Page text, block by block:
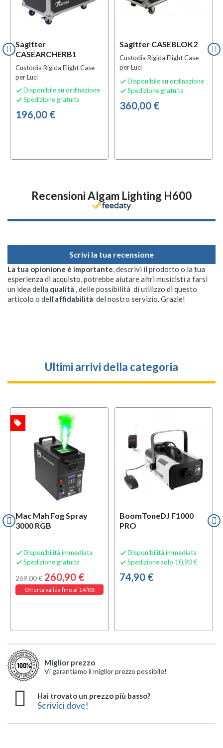
Sagitter
CASEARCHERB1
Custodia Rigida Flight Case
per Luci
 Disponibile su ordinazione
 Spedizione gratuita
196,00 €
Sagitter CASEBLOK2
Custodia Rigida Flight Case
per Luci
 Disponibile su ordinazione
 Spedizione gratuita
360,00 €
Recensioni Algam Lighting H600
Scrivi la tua recensione
La tua opionione è importante, descrivi il prodotto o la tua
esperienza di acquisto, potrebbe aiutare altri musicisti a farsi
un idea della qualità , delle possibilità di utilizzo di questo
articolo o dell'affidabilità del nostro servizio. Grazie!
Ultimi arrivi della categoria
Mac Mah Fog Spray
3000 RGB
 Disponibilità immediata
 Spedizione gratuita
269,00 € 260,90 €
Offerta valida fino al 14/08
local_offer
BoomToneDJ F1000
PRO
 Disponibilità immediata
 Spedizione solo 10,90 €
74,90 €
Miglior prezzo
Vi garantiamo il miglior prezzo possibile!
Hai trovato un prezzo più basso?
Scrivici dove!